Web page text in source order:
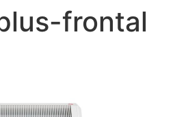
frontal